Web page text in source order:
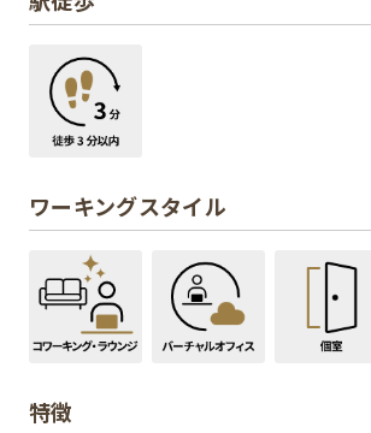
ワーキングスタイル
特徴